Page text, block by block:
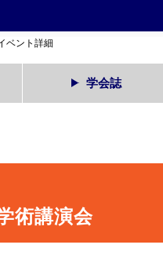
ベント詳細
学会誌
術講演会